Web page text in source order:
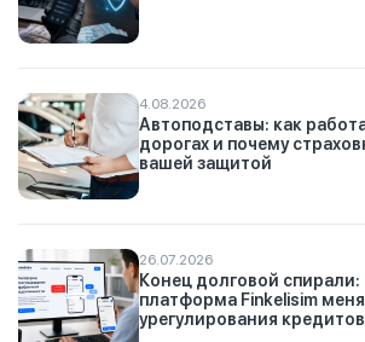
4.08.2026
Автоподставы: как
дорогах и почему
вашей защитой
26.07.2026
Конец долговой спирали:
платформа Finkelisim
урегулирования кредитов